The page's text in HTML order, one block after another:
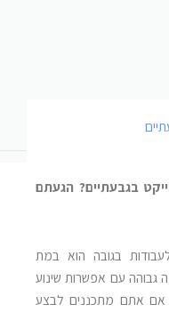
בגבעתיים? הגעתם
בגובה הוא במת
עם אפשרות שינוע
אם אתם מתכננים לבצע